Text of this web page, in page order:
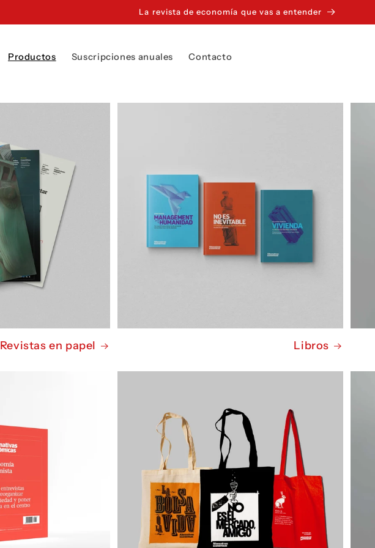
La revista de economía que vas a entender
Productos Suscripciones anuales Contacto
Revistas en papel Libros